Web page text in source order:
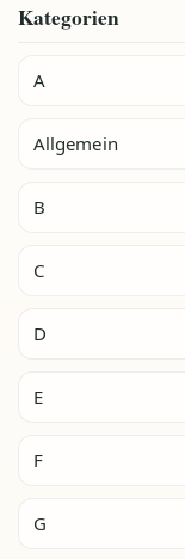
Kategorien
A
Allgemein
B
C
D
E
F
G